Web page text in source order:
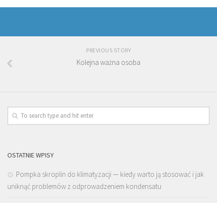
PREVIOUS STORY
Kolejna ważna osoba
OSTATNIE WPISY
Pompka skroplin do klimatyzacji — kiedy warto ją stosować i jak
uniknąć problemów z odprowadzeniem kondensatu